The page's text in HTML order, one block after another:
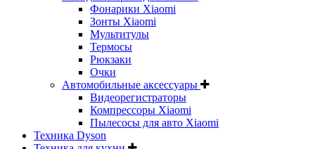
Фонарики Xiaomi
Зонты Xiaomi
Мультитулы
Термосы
Рюкзаки
Очки
Автомобильные аксессуары
Видеорегистраторы
Компрессоры Xiaomi
Пылесосы для авто Xiaomi
Техника Dyson